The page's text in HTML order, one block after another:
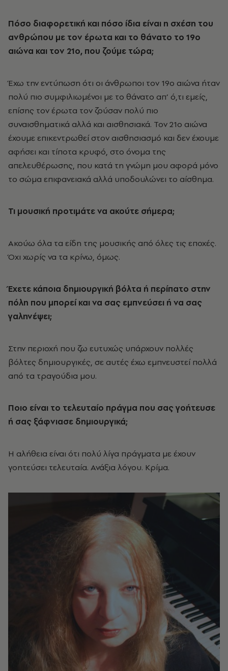
Πόσο διαφορετική και πόσο ίδια είναι η σχέση του
ανθρώπου με τον έρωτα και το θάνατο το 19ο
αιώνα και τον 21ο, που ζούμε τώρα;
Έχω την εντύπωση ότι οι άνθρωποι τον 19ο αιώνα ήταν
πολύ πιο συμφιλιωμένοι με το θάνατο απ’ ό,τι εμείς,
επίσης τον έρωτα τον ζούσαν πολύ πιο
συναισθηματικά αλλά και αισθησιακά. Τον 21ο αιώνα
έχουμε επικεντρωθεί στον αισθησιασμό και δεν έχουμε
αφήσει και τίποτα κρυφό, στο όνομα της
απελευθέρωσης, που κατά τη γνώμη μου αφορά μόνο
το σώμα επιφανειακά αλλά υποδουλώνει το αίσθημα.
Τι μουσική προτιμάτε να ακούτε σήμερα;
Ακούω όλα τα είδη της μουσικής από όλες τις εποχές.
Όχι χωρίς να τα κρίνω, όμως.
Έχετε κάποια δημιουργική βόλτα ή περίπατο στην
πόλη που μπορεί και να σας εμπνεύσει ή να σας
γαληνέψει;
Στην περιοχή που ζω ευτυχώς υπάρχουν πολλές
βόλτες δημιουργικές, σε αυτές έχω εμπνευστεί πολλά
από τα τραγούδια μου.
Ποιο είναι το τελευταίο πράγμα που σας γοήτευσε
ή σας ξάφνιασε δημιουργικά;
Η αλήθεια είναι ότι πολύ λίγα πράγματα με έχουν
γοητεύσει τελευταία. Ανάξια λόγου. Κρίμα.